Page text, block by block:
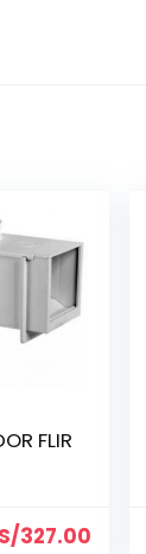
FLIR
S/327.00